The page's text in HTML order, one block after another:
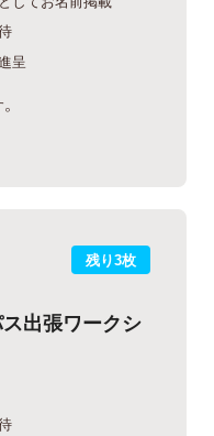
呈
残り3枚
出張ワークシ